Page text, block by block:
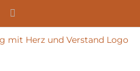
Instagram